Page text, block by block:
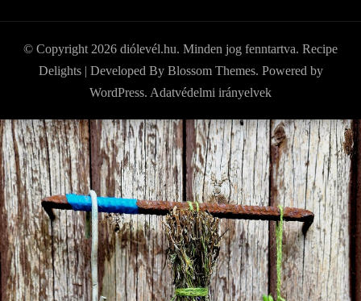
© Copyright 2026 diólevél.hu. Minden jog fenntartva. Recipe
Delights | Developed By Blossom Themes. Powered by
WordPress. Adatvédelmi irányelvek